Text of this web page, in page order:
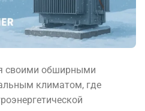
своими обширными
климатом, где